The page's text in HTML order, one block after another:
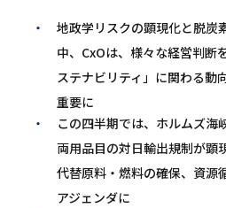
地政学リスクの顕現化と脱炭
中、CxOは、様々な経営判断
ステナビリティ」に関わる動
重要に
この四半期では、ホルムズ海
両用品目の対日輸出規制が顕
代替原料・燃料の確保、資源
アジェンダに